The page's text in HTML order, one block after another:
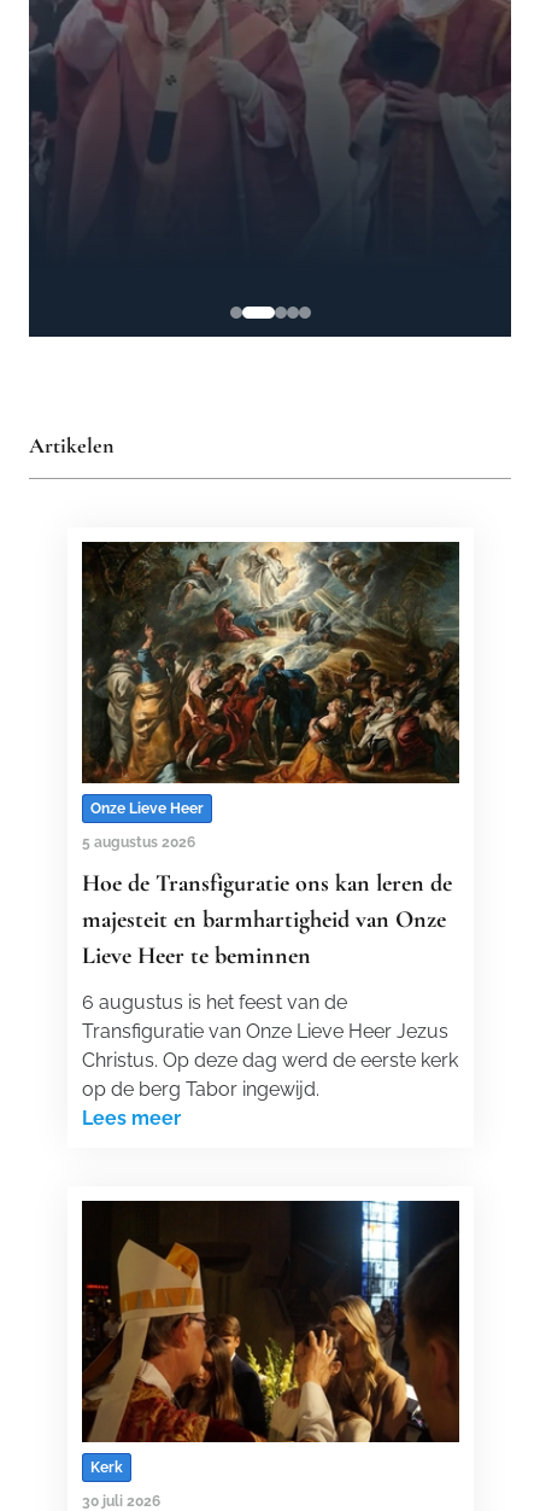
Artikelen
Onze Lieve Heer
5 augustus 2026
Hoe de Transfiguratie ons kan leren de
majesteit en barmhartigheid van Onze
Lieve Heer te beminnen
6 augustus is het feest van de
Transfiguratie van Onze Lieve Heer Jezus
Christus. Op deze dag werd de eerste kerk
op de berg Tabor ingewijd.
Lees meer
Kerk
30 juli 2026